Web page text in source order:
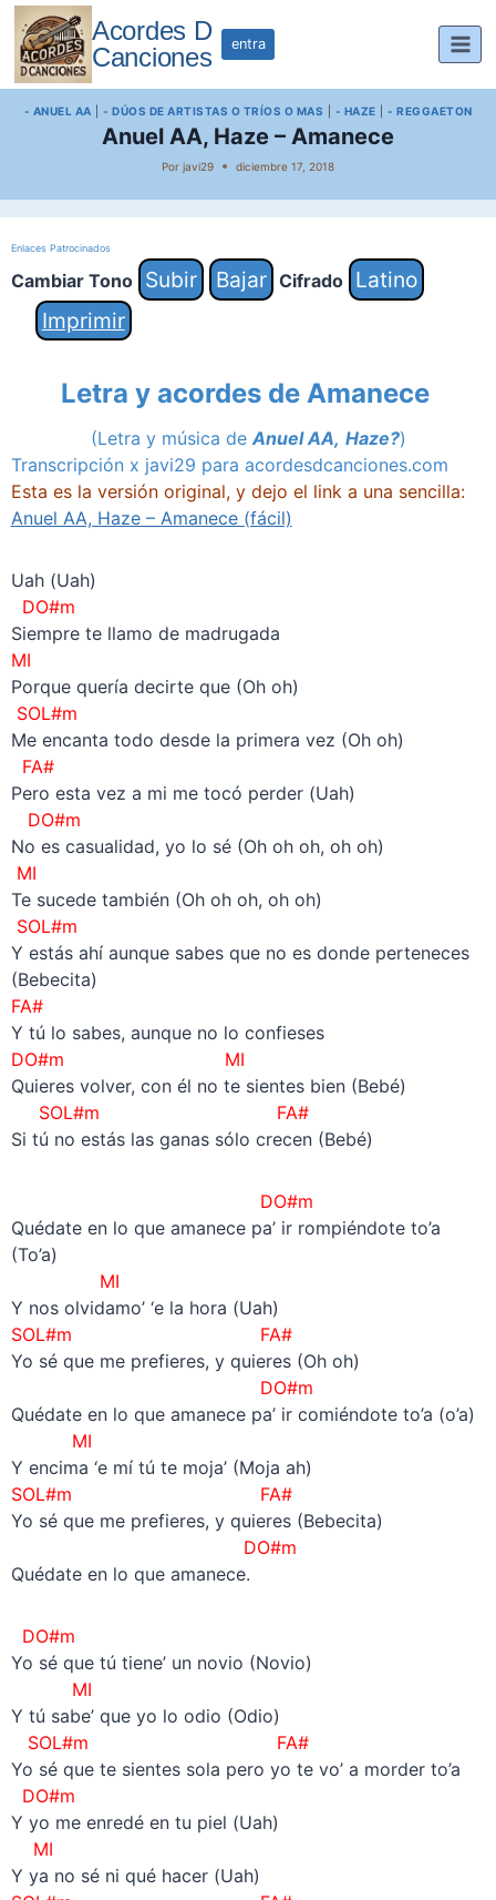
Saltar
contenido
Acordes D
Canciones
entra
- ANUEL AA - DÚOS DE ARTISTAS O TRÍOS O MAS - HAZE - REGGAETON
Anuel AA, Haze – Amanece
Por javi29 diciembre 17, 2018
Enlaces Patrocinados
Cambiar Tono Subir Bajar Cifrado
Latino
Imprimir
Letra y acordes de Amanece
(Letra y música de Anuel AA, Haze?)
Transcripción x javi29 para acordesdcanciones.com
Esta es la versión original, y dejo el link a una sencilla:
Anuel AA, Haze – Amanece (fácil)
Uah (Uah)
DO#m
Siempre te llamo de madrugada
MI
Porque quería decirte que (Oh oh)
SOL#m
Me encanta todo desde la primera vez (Oh oh)
FA#
Pero esta vez a mi me tocó perder (Uah)
DO#m
No es casualidad, yo lo sé (Oh oh oh, oh oh)
MI
Te sucede también (Oh oh oh, oh oh)
SOL#m
Y estás ahí aunque sabes que no es donde perteneces
(Bebecita)
FA#
Y tú lo sabes, aunque no lo confieses
DO#m MI
Quieres volver, con él no te sientes bien (Bebé)
SOL#m FA#
Si tú no estás las ganas sólo crecen (Bebé)
DO#m
Quédate en lo que amanece pa’ ir rompiéndote to’a
(To’a)
MI
Y nos olvidamo’ ‘e la hora (Uah)
SOL#m FA#
Yo sé que me prefieres, y quieres (Oh oh)
DO#m
Quédate en lo que amanece pa’ ir comiéndote to’a (o’a)
MI
Y encima ‘e mí tú te moja’ (Moja ah)
SOL#m FA#
Yo sé que me prefieres, y quieres (Bebecita)
DO#m
Quédate en lo que amanece.
DO#m
Yo sé que tú tiene’ un novio (Novio)
MI
Y tú sabe’ que yo lo odio (Odio)
SOL#m FA#
Yo sé que te sientes sola pero yo te vo’ a morder to’a
DO#m
Y yo me enredé en tu piel (Uah)
MI
Y ya no sé ni qué hacer (Uah)